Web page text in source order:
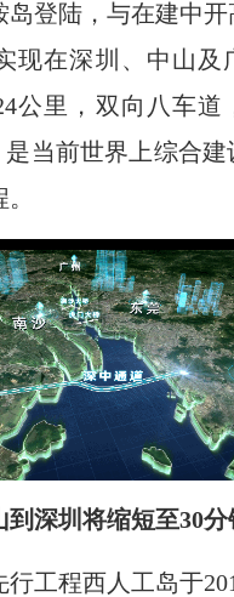
岛登陆，与在建中开
现在深圳、中山及
公里，双向八车道
是当前世界上综合建
到深圳将缩短至30分
程西人工岛于